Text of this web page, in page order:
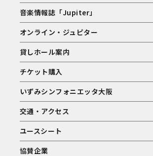
音楽情報誌「Jupiter」
オンライン・ジュピター
貸しホール案内
チケット購入
いずみシンフォニエッタ大阪
交通・アクセス
ユースシート
協賛企業